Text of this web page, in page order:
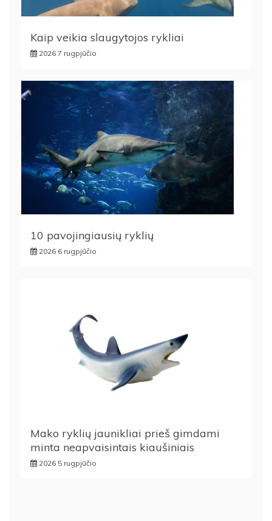
Kaip veikia slaugytojos rykliai
2026 7 rugpjūčio
10 pavojingiausių ryklių
2026 6 rugpjūčio
Mako ryklių jaunikliai prieš gimdami
minta neapvaisintais kiaušiniais
2026 5 rugpjūčio